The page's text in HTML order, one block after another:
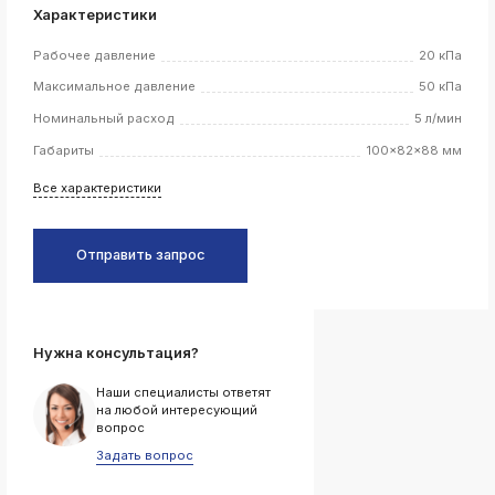
k
ksldkfjsdlfkjsls;ldfkgjsdl;kfkфыва
k
ksldkfjsdlfkjsls;ldfkgjsdl;kfkфыва
k
ksldkfjsdlfkjsls;ldfkgjsdl;kfkфыва
ksldkfjsdlfkjsls;ldfkgjsdl;kfkфыва
k
ksldkfjsdlfkjsls;ldfkgjsdl;kfkфыва
Характеристики
Рабочее давление 20 кПа
Максимальное давление 50 кПа
Номинальный расход 5 л/мин
Габариты 100x82x88 мм
Все характеристики
Отправить запрос
Нужна консультация?
Наши специалисты ответят
на любой интересующий
вопрос
Задать вопрос